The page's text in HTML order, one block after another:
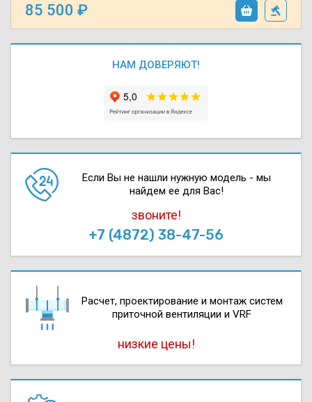
85 500
НАМ ДОВЕРЯЮТ!
Если Вы не нашли нужную модель - мы
найдем ее для Вас!
звоните!
+7 (4872) 38-47-56
Расчет, проектирова­ние и монтаж систем
приточной вентиляции и VRF
низкие цены!